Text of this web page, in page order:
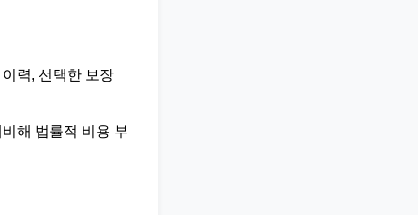
력, 선택한 보장
해 법률적 비용 부